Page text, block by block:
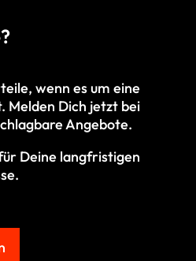
wenn es um eine
Melden Dich jetzt bei
Angebote.
Deine langfristigen